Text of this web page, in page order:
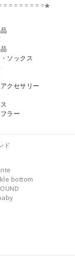
= = = = = = = =★
ソックス
クセサリー
ラー
ド
bottom